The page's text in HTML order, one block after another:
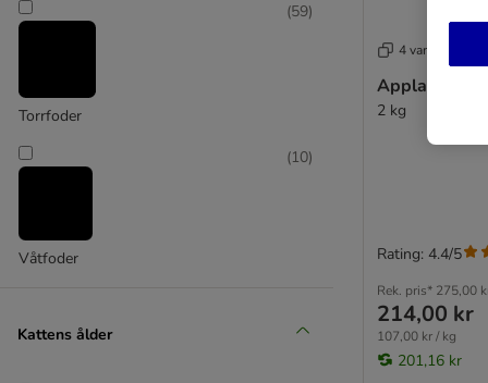
Cosma
Encore
Eukanuba
GranataPet
Green Petfood / FairCat
Hill's Prescription Diet Feline
Torrfoder
(59)
Våtfoder
(10)
Kattens ålder
4 varianter
Applaws
2 kg
Rek. pris* 275,00
214,00 kr
107,00 kr / kg
201,16 kr
Rating: 4.4/5